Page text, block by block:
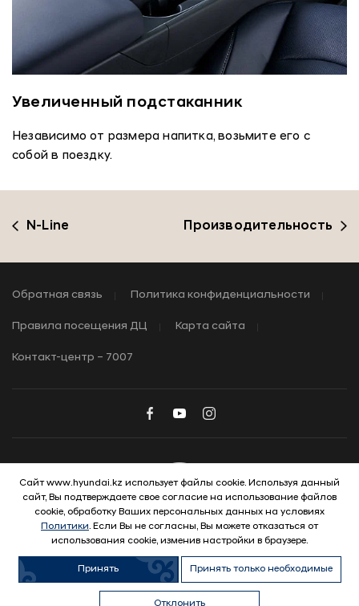
Увеличенный подстаканник
Независимо от размера напитка, возьмите его с
собой в поездку.
N-Line Производительность
Обратная связь Политика конфиденциальности
Правила посещения ДЦ Карта сайта
Контакт-центр – 7007
© 2026 Hyundai Motor Company
Сайт www.hyundai.kz использует файлы cookie. Используя данный
сайт, Вы подтверждаете свое согласие на использование файлов
cookie, обработку Ваших персональных данных на условиях
Политики. Если Вы не согласны, Вы можете отказаться от
использования cookie, изменив настройки в браузере.
Принять Принять только необходимые
Отклонить